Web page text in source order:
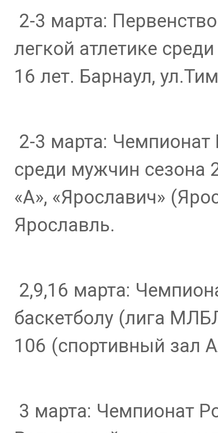
2-3 марта:
легкой атлетике
16 лет. Барнаул,
2-3 марта: Чемпионат
среди мужчин сезона
«А», «Ярославич»
Ярославль.
2,9,16 марта:
баскетболу (лига
106 (спортивный зал
3 марта: Чемпионат